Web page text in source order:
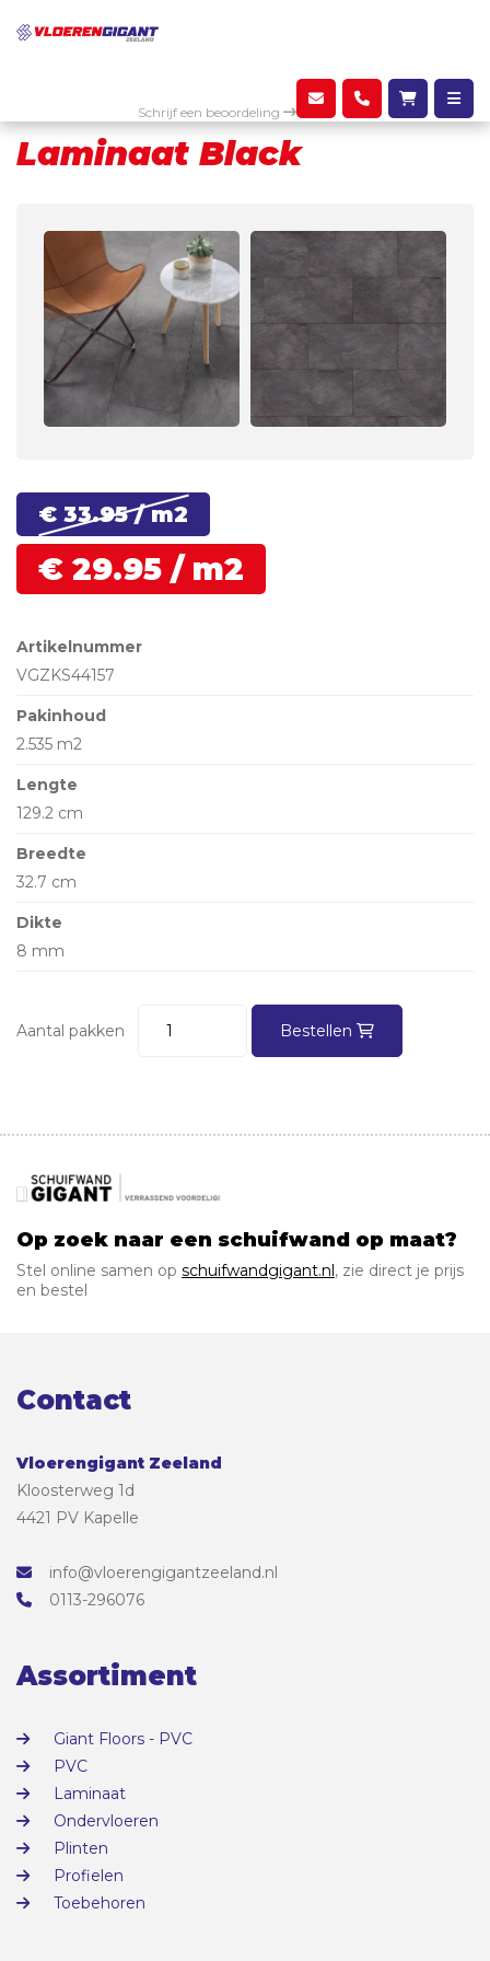
Schrijf een beoordeling
Laminaat Black
Laminaat Black
€ 33.95/ m2
€ 29.95 / m2
Artikelnummer
VGZKS44157
Pakinhoud
2.535 m2
Lengte
129.2 cm
Breedte
32.7 cm
Dikte
8 mm
Aantal pakken Bestellen
Op zoek naar een schuifwand op maat?
Stel online samen op schuifwandgigant.nl, zie direct je prijs
en bestel
Contact
Vloerengigant Zeeland
Kloosterweg 1d
4421 PV Kapelle
info@vloerengigantzeeland.nl
0113-296076
Assortiment
Giant Floors - PVC
PVC
Laminaat
Ondervloeren
Plinten
Profielen
Toebehoren